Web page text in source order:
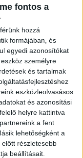
fontos a
hozzá
formájában, és
egyedi azonosítókat
személyre
és tartalmak
eszközleolvasásos
és azonosítási
helyre kattintva
a fent
lehetőségként a
részletesebb
beállításait.
Vác
helyre
ad magáról
ismert
A Kékvillogó
el! A
követnek